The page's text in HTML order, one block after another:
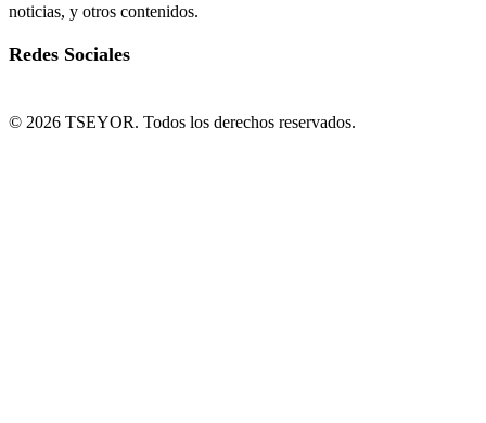
noticias, y otros contenidos.
Redes Sociales
© 2026 TSEYOR. Todos los derechos reservados.